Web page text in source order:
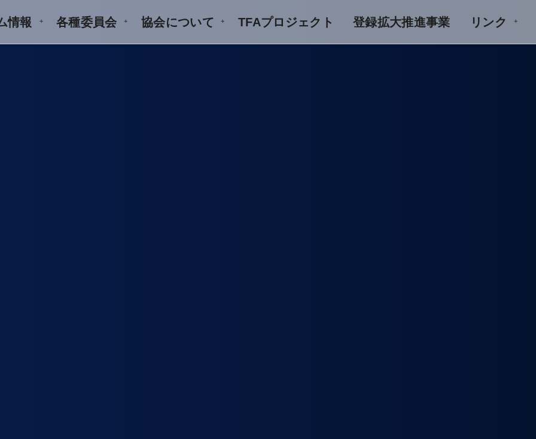
情報 各種委員会 協会について TFAプロジェクト 登録拡大推進事業 リンク